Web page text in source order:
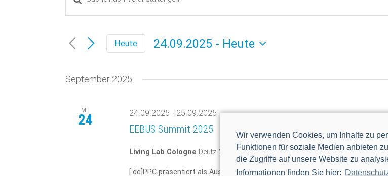
Wir verwenden Cookies, um Inhalte zu
Funktionen für soziale Medien anbieten
die Zugriffe auf unsere Website zu
Informationen finden Sie hier:
Veranstaltungen
Suche
Ansichten,
Navigation
Schlüsselwort.
Suche
Schlüsselwort.
Heute 24.09.2025 - Heute
wählen.
September 2025
MI.
24 24.09.2025 - 25.09.2025
EEBUS Summit 2025
Living Lab Cologne Deutz-Mülheimer Str. 183, Köln
[:de]PPC präsentiert als Ausstellungspartner sein Produktportfolio für die